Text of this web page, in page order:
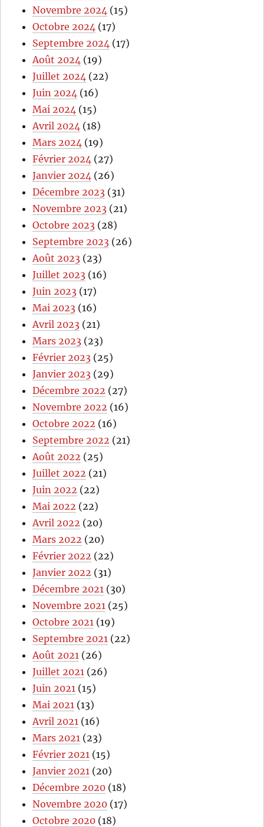
Novembre 2024 (15)
Octobre 2024 (17)
Septembre 2024 (17)
Août 2024 (19)
Juillet 2024 (22)
Juin 2024 (16)
Mai 2024 (15)
Avril 2024 (18)
Mars 2024 (19)
Février 2024 (27)
Janvier 2024 (26)
Décembre 2023 (31)
Novembre 2023 (21)
Octobre 2023 (28)
Septembre 2023 (26)
Août 2023 (23)
Juillet 2023 (16)
Juin 2023 (17)
Mai 2023 (16)
Avril 2023 (21)
Mars 2023 (23)
Février 2023 (25)
Janvier 2023 (29)
Décembre 2022 (27)
Novembre 2022 (16)
Octobre 2022 (16)
Septembre 2022 (21)
Août 2022 (25)
Juillet 2022 (21)
Juin 2022 (22)
Mai 2022 (22)
Avril 2022 (20)
Mars 2022 (20)
Février 2022 (22)
Janvier 2022 (31)
Décembre 2021 (30)
Novembre 2021 (25)
Octobre 2021 (19)
Septembre 2021 (22)
Août 2021 (26)
Juillet 2021 (26)
Juin 2021 (15)
Mai 2021 (13)
Avril 2021 (16)
Mars 2021 (23)
Février 2021 (15)
Janvier 2021 (20)
Décembre 2020 (18)
Novembre 2020 (17)
Octobre 2020 (18)